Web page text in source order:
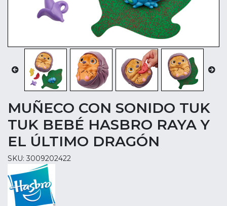
MUÑECO CON SONIDO TUK
TUK BEBÉ HASBRO RAYA Y
EL ÚLTIMO DRAGÓN
SKU: 3009202422